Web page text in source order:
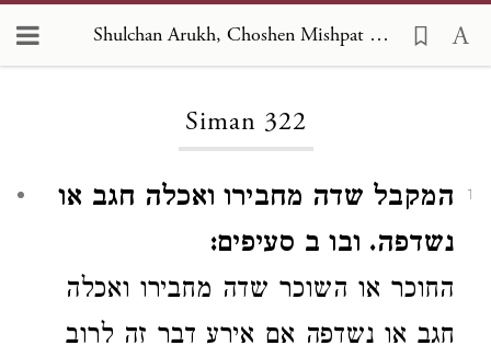
Shulchan Arukh, Choshen Mishpat 322
Siman 322
1
המקבל שדה מחבירו ואכלה חגב או
נשדפה. ובו ב סעיפים:
החוכר או השוכר שדה מחבירו ואכלה
חגב או נשדפה אם אירע דבר זה לרוב